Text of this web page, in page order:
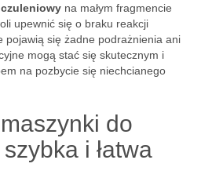
na małym fragmencie
upewnić się o braku reakcji
pojawią się żadne podrażnienia ani
mogą stać się skutecznym i
na pozbycie się niechcianego
do
i łatwa